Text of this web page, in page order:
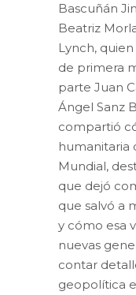
Bascuñán
Beatriz
Lynch,
de primera
parte Juan
Ángel Sanz
compartió
humanitaria
Mundial,
que dejó
que salvó a
y cómo esa
nuevas
contar
geopolítica